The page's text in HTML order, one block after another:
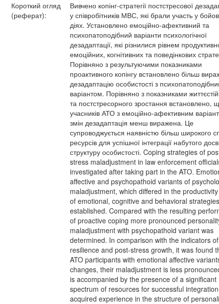
Короткий огляд
(реферат):
Вивчено копінг-стратегії постстресової
у співробітників МВС, які брали участь у
діях. Установлено емоційно-афективний та
психопатоподібний варіанти психологічної
дезадаптації, які різнилися рівнем
емоційних, когнітивних та поведінкових
Порівняно з результуючими показниками
проактивного копінгу встановлено більш
дезадаптацію особистості з
варіантом. Порівняно з показниками
та постстресорного зростання встановлено,
учасників АТО з емоційно-афективним
змін дезадаптація менш виражена. Це
супроводжується наявністю більш широкого
ресурсів для успішної інтеграції набутого
структуру особистості. Coping strategies of
stress maladjustment in law enforcement
investigated after taking part in the ATO.
affective and psychopathoid variants of
maladjustment, which differed in the
of emotional, cognitive and behavioral
established. Compared with the resulting
of proactive coping more pronounced
maladjustment with psychopathoid variant was
determined. In comparison with the indicators of
resilience and post-stress growth, it was found
ATO participants with emotional affective
changes, their maladjustment is less
is accompanied by the presence of a significant
spectrum of resources for successful
acquired experience in the structure of